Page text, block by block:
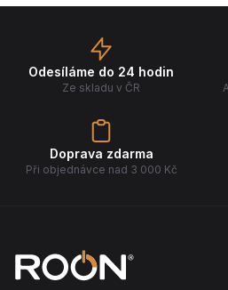
Odesíláme do 24 hodin
Ze skladu v ČR
Doprava zdarma
Při objednávce nad 3 000 Kč